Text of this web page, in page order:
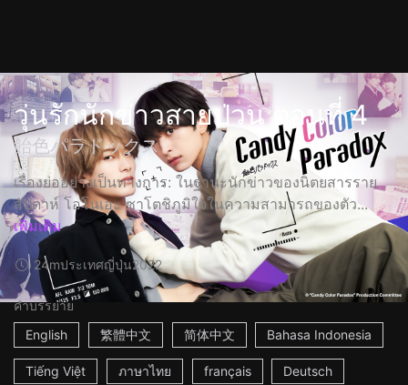
วุ่นรักนักข่าวสายป่วน ตอนที่ 4
飴色パラドックス
เรื่องย่ออย่างเป็นทางการ: ในฐานะนักข่าวของนิตยสารราย
สัปดาห์ โอโนเอะ ซาโตชิภูมิใจในความสามารถของตัว...
เพิ่มเติม
24mประเทศญี่ปุ่น2022
คำบรรยาย
English
繁體中文 简体中文 Bahasa Indonesia
Tiếng Việt ภาษาไทย français Deutsch